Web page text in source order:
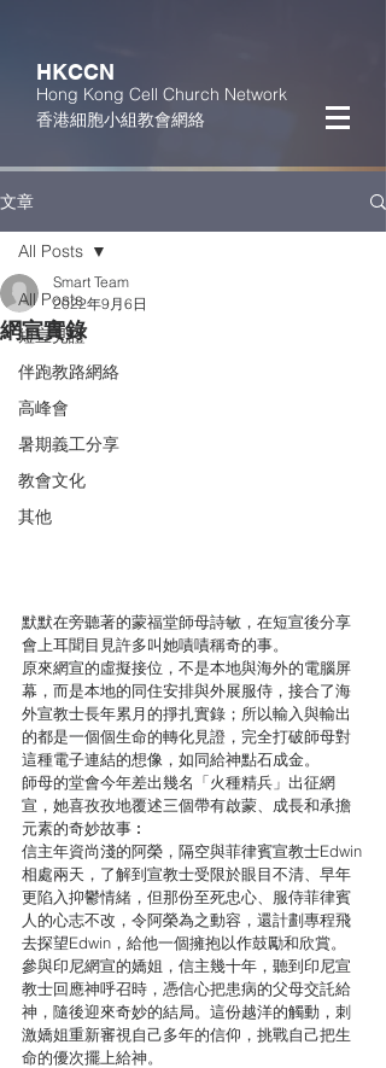
HKCCN
Hong Kong Cell Church Network
香港細胞小組教會網絡
文章
All Posts
短宣見證
伴跑教路網絡
高峰會
暑期義工分享
教會文化
其他
All Posts
網宣實錄
Smart Team
2022年9月6日
默默在旁聽著的蒙福堂師母詩敏，在短宣後分享
會上耳聞目見許多叫她嘖嘖稱奇的事。
原來網宣的虛擬接位，不是本地與海外的電腦屏
幕，而是本地的同住安排與外展服侍，接合了海
外宣教士長年累月的掙扎實錄；所以輸入與輸出
的都是一個個生命的轉化見證，完全打破師母對
這種電子連結的想像，如同給神點石成金。
師母的堂會今年差出幾名「火種精兵」出征網
宣，她喜孜孜地覆述三個帶有啟蒙、成長和承擔
元素的奇妙故事︰
信主年資尚淺的阿榮，隔空與菲律賓宣教士Edwin
相處兩天，了解到宣教士受限於眼目不清、早年
更陷入抑鬱情緒，但那份至死忠心、服侍菲律賓
人的心志不改，令阿榮為之動容，還計劃專程飛
去探望Edwin，給他一個擁抱以作鼓勵和欣賞。
參與印尼網宣的嬌姐，信主幾十年，聽到印尼宣
教士回應神呼召時，憑信心把患病的父母交託給
神，隨後迎來奇妙的結局。這份越洋的觸動，刺
激嬌姐重新審視自己多年的信仰，挑戰自己把生
命的優次擺上給神。